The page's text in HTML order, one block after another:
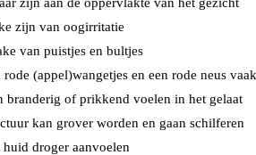
zijn van oogirritatie
van puistjes en bultjes
(appel)wangetjes en een rode neus
branderig of prikkend voelen in het gelaat
kan grover worden en gaan schilferen
droger aanvoelen